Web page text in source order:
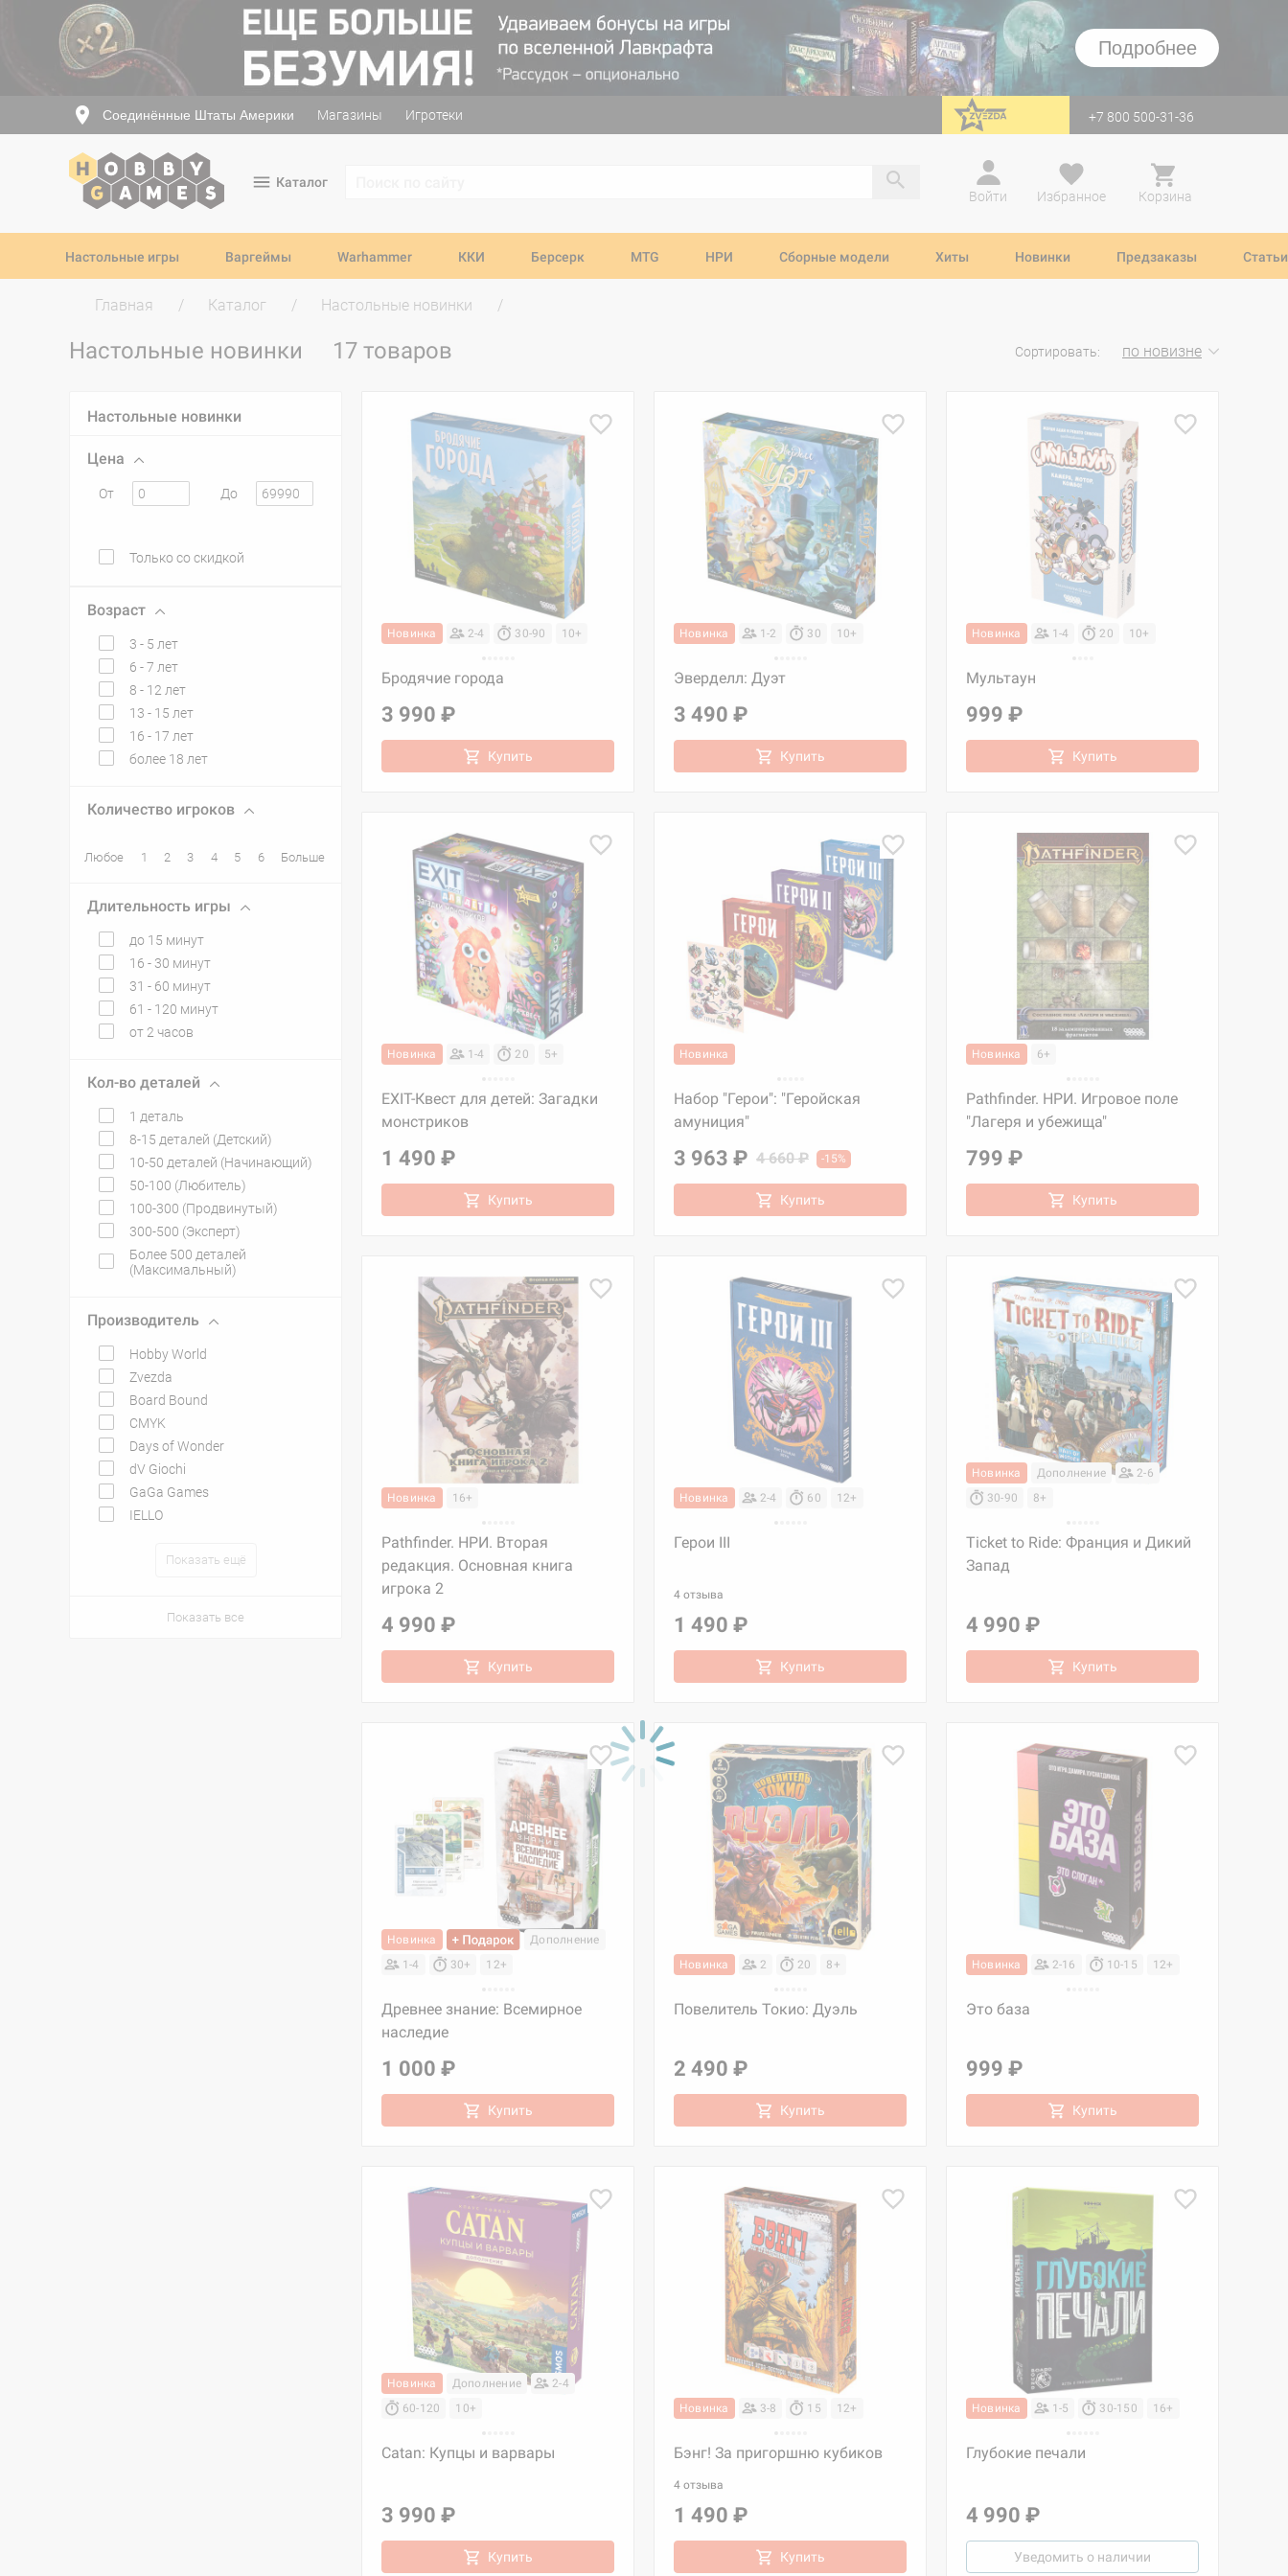
Подробнее
Соединённые Штаты Америки Магазины Игротеки перейти на Zvezda +7 800 500-31-36
Каталог
Войти
Избранное Корзина
Настольные игры Варгеймы Warhammer ККИ Берсерк MTG НРИ Сборные модели Хиты Новинки Предзаказы Статьи
Главная Каталог Настольные новинки
Настольные новинки 17 товаров Сортировать: по новизне
Настольные новинки
Цена
От До
Только со скидкой
Возраст
3 - 5 лет
6 - 7 лет
8 - 12 лет
13 - 15 лет
16 - 17 лет
более 18 лет
Количество игроков
Любое 1 2 3 4 5 6 Больше
Длительность игры
до 15 минут
16 - 30 минут
31 - 60 минут
61 - 120 минут
от 2 часов
Кол-во деталей
1 деталь
8-15 деталей (Детский)
10-50 деталей (Начинающий)
50-100 (Любитель)
100-300 (Продвинутый)
300-500 (Эксперт)
Более 500 деталей
(Максимальный)
Производитель
Hobby World
Zvezda
Board Bound
CMYK
Days of Wonder
dV Giochi
GaGa Games
IELLO
Показать ещё
Показать все
Новинка 2-4 30-90 10+
Бродячие города
3 990 ₽
Купить
Новинка 1-2 30 10+
Эверделл: Дуэт
3 490 ₽
Купить
Новинка 1-4 20 10+
Мультаун
999 ₽
Купить
Новинка 1-4 20 5+
EXIT-Квест для детей: Загадки
монстриков
1 490 ₽
Купить
Новинка
Набор "Герои": "Геройская
амуниция"
3 963 ₽ 4 660 ₽ -15%
Купить
Новинка 6+
Pathfinder. НРИ. Игровое поле
"Лагеря и убежища"
799 ₽
Купить
Новинка 16+
Pathfinder. НРИ. Вторая
редакция. Основная книга
игрока 2
4 990 ₽
Купить
Новинка 2-4 60 12+
Герои III
4 отзыва
1 490 ₽
Купить
Новинка Дополнение
2-6
30-90
8+
Ticket to Ride: Франция и Дикий
Запад
4 990 ₽
Купить
Новинка
Дополнение
1-4
30+ 12+
Древнее знание: Всемирное
наследие
1 000 ₽
Купить
Новинка 2 20 8+
Повелитель Токио: Дуэль
2 490 ₽
Купить
Новинка 2-16 10-15 12+
Это база
999 ₽
Купить
Новинка Дополнение
2-4
60-120
10+
Catan: Купцы и варвары
3 990 ₽
Купить
Новинка 3-8 15 12+
Бэнг! За пригоршню кубиков
4 отзыва
1 490 ₽
Купить
Новинка 1-5 30-150 16+
Глубокие печали
4 990 ₽
Уведомить о наличии